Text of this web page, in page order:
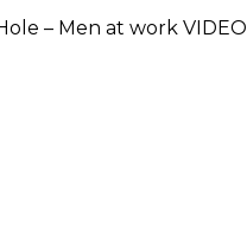
– Men at work VIDEO